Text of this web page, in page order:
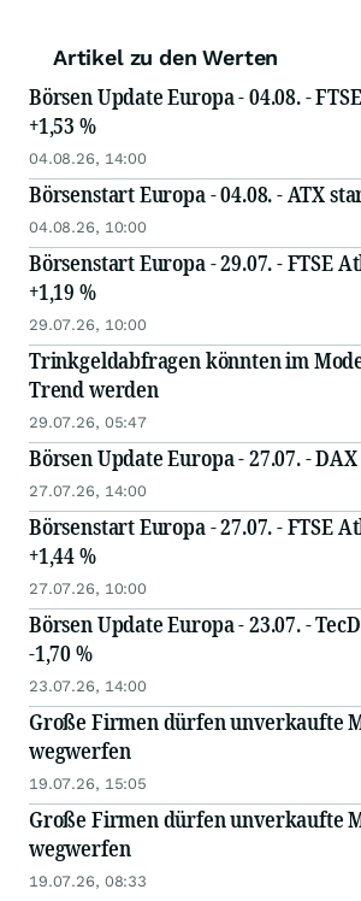
Artikel zu den Werten
Börsen Update Europa - 04.08. -
+1,53 %
04.08.26, 14:00
Börsenstart Europa - 04.08. - ATX
04.08.26, 10:00
Börsenstart Europa - 29.07. - FTSE
+1,19 %
29.07.26, 10:00
Trinkgeldabfragen könnten im
Trend werden
29.07.26, 05:47
Börsen Update Europa - 27.07. -
27.07.26, 14:00
Börsenstart Europa - 27.07. - FTSE
+1,44 %
27.07.26, 10:00
Börsen Update Europa - 23.07. -
-1,70 %
23.07.26, 14:00
Große Firmen dürfen unverkaufte
wegwerfen
19.07.26, 15:05
Große Firmen dürfen unverkaufte
wegwerfen
19.07.26, 08:33